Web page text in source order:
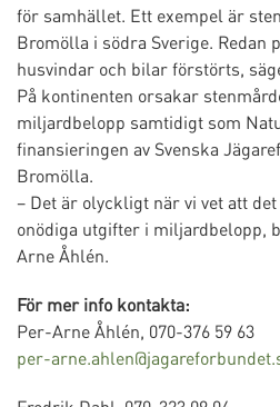
för samhället. Ett exempel är
Bromölla i södra Sverige. Redan
husvindar och bilar förstörts,
På kontinenten orsakar
miljardbelopp samtidigt som
finansieringen av Svenska
Bromölla.
– Det är olyckligt när vi vet att
onödiga utgifter i miljardbelopp,
Arne Åhlén.
För mer info kontakta:
Per-Arne Åhlén, 070-376 59 63
per-